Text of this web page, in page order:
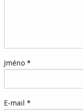
Jméno *
E-mail *